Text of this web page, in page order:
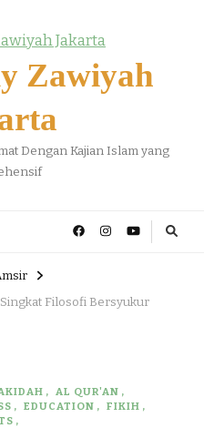
Zawiyah
Dengan Kajian Islam yang
Filosofi Bersyukur
AL QUR'AN
EDUCATION
FIKIH